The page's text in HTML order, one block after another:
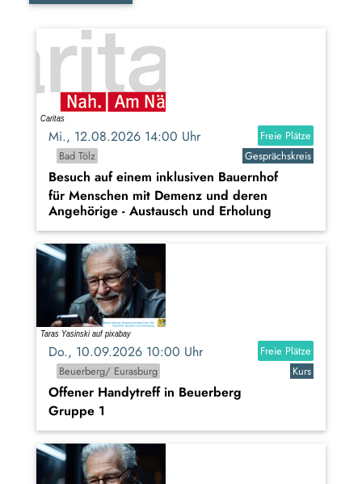
Mi., 12.08.2026 14:00 Uhr
Freie Plätze
Bad Tölz
Gesprächskreis
Besuch auf einem inklusiven Bauernhof
für Menschen mit Demenz und deren
Angehörige - Austausch und Erholung
Do., 10.09.2026 10:00 Uhr
Freie Plätze
Beuerberg/ Eurasburg
Kurs
Offener Handytreff in Beuerberg
Gruppe 1